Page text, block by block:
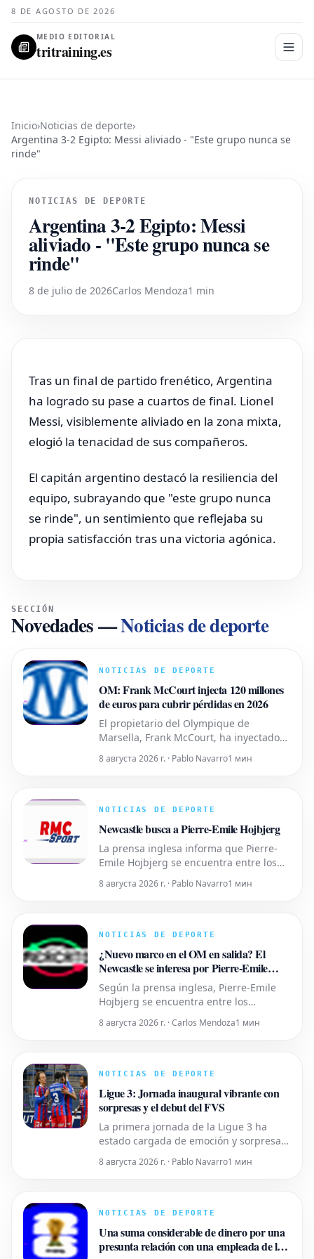
8 DE AGOSTO DE 2026
MEDIO EDITORIAL
tritraining.es
Inicio›Noticias de deporte›
Argentina 3-2 Egipto: Messi aliviado - "Este grupo nunca se
rinde"
NOTICIAS DE DEPORTE
Argentina 3-2 Egipto: Messi
aliviado - "Este grupo nunca se
rinde"
8 de julio de 2026Carlos Mendoza1 min
Tras un final de partido frenético, Argentina
ha logrado su pase a cuartos de final. Lionel
Messi, visiblemente aliviado en la zona mixta,
elogió la tenacidad de sus compañeros.
El capitán argentino destacó la resiliencia del
equipo, subrayando que "este grupo nunca
se rinde", un sentimiento que reflejaba su
propia satisfacción tras una victoria agónica.
SECCIÓN
Novedades—Noticias de deporte
NOTICIAS DE DEPORTE
OM: Frank McCourt injecta 120 millones
de euros para cubrir pérdidas en 2026
El propietario del Olympique de
Marsella, Frank McCourt, ha inyectado
club en lo que va de año para subsanar
terminando en quinta posición en la
imponer
8 августа 2026 г. · Pablo Navarro1 мин
NOTICIAS DE DEPORTE
Newcastle busca a Pierre-Emile Hojbjerg
La prensa inglesa informa que Pierre-
Emile Hojbjerg se encuentra entre los
considerando para el centro del campo,
danés tiene una amplia experiencia en
8 августа 2026 г. · Pablo Navarro1 мин
NOTICIAS DE DEPORTE
¿Nuevo marco en el OM en salida? El
Newcastle se interesa por Pierre-Emile
Hojbjerg
Según la prensa inglesa, Pierre-Emile
Hojbjerg se encuentra entre los
punto de mira en el centro del campo
Premier League, habiendo jugado para
Tottenham
8 августа 2026 г. · Carlos Mendoza1 мин
NOTICIAS DE DEPORTE
Ligue 3: Jornada inaugural vibrante con
sorpresas y el debut del FVS
La primera jornada de la Ligue 3 ha
estado cargada de emoción y sorpresas.
contundente victoria, mientras que
novedad, el Football Video Support (FVS),
8 августа 2026 г. · Pablo Navarro1 мин
NOTICIAS DE DEPORTE
Una suma considerable de dinero por una
presunta relación con una empleada de la